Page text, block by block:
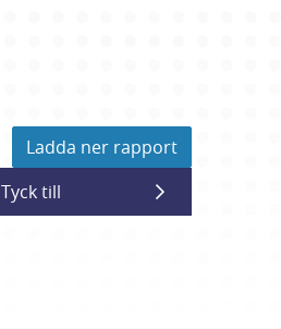
Ladda ner rapport
Tyck till